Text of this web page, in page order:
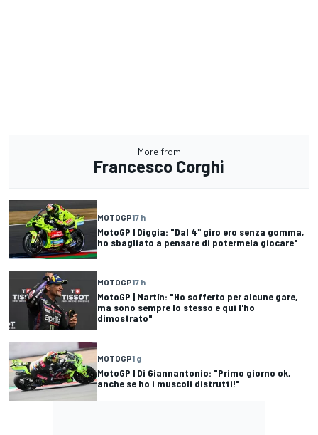
More from
Francesco Corghi
MOTOGP17 h
MotoGP | Diggia: "Dal 4° giro ero senza gomma,
ho sbagliato a pensare di potermela giocare"
MOTOGP17 h
MotoGP | Martín: "Ho sofferto per alcune gare,
ma sono sempre lo stesso e qui l'ho
dimostrato"
MOTOGP1 g
MotoGP | Di Giannantonio: "Primo giorno ok,
anche se ho i muscoli distrutti!"